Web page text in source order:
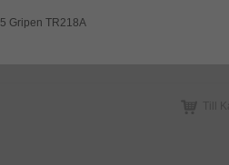
Gripen TR218A